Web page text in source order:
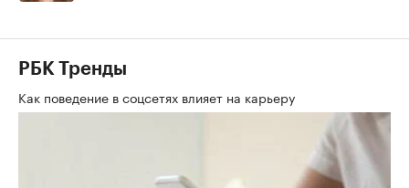
РБК Тренды
Как поведение в соцсетях влияет на карьеру